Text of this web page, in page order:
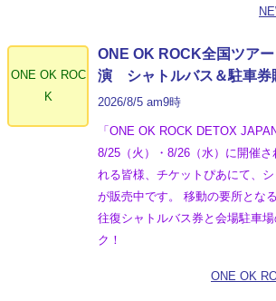
ONE OK ROC
K
ONE OK ROCK全国ツア
演 シャトルバス＆駐車券
2026/8/5 am9時
「ONE OK ROCK DETOX
8/25（火）・8/26（水）に開催
れる皆様、チケットぴあにて、
が販売中です。 移動の要所とな
往復シャトルバス券と会場駐車
ク！
ONE OK